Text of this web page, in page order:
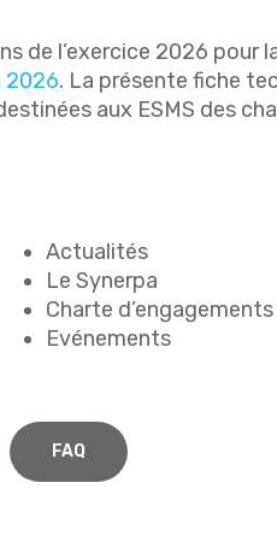
de l’exercice 2026
2026. La présente fiche
aux ESMS des
Actualités
Le Synerpa
Charte d’engagements
Evénements
FAQ